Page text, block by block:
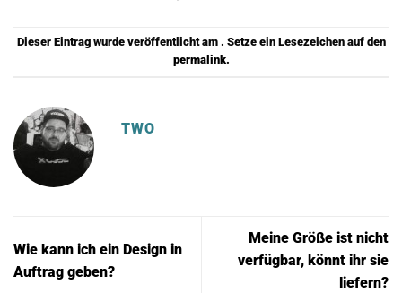
Dieser Eintrag wurde veröffentlicht am . Setze ein Lesezeichen auf den
permalink.
TWO
Wie kann ich ein Design in
Auftrag geben?
Meine Größe ist nicht
verfügbar, könnt ihr sie
liefern?